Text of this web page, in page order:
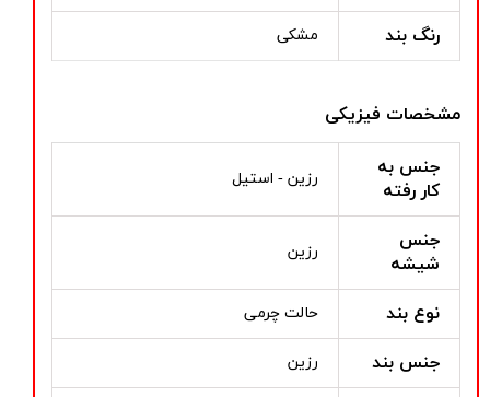
رنگ بند مشکی
مشخصات فیزیکی
جنس به
کار رفته
رزین - استیل
جنس
شیشه
رزین
نوع بند حالت چرمی
جنس بند رزین